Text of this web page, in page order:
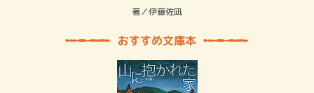
著／伊藤佐凪
おすすめ文庫本